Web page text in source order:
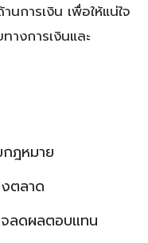
การเงิน เพื่อให้แน่ใจ
างการเงินและ
ฎหมาย
ตลาด
จลดผลตอบแทน